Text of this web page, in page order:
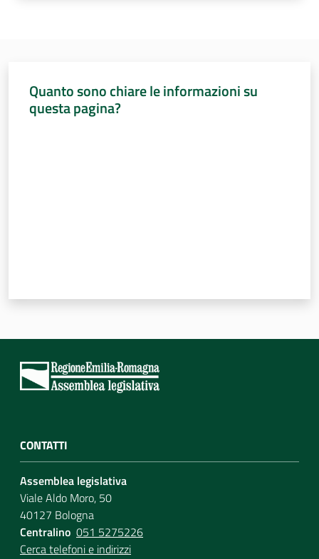
Per i cittadini
Quanto sono chiare le informazioni su
questa pagina?
CONTATTI
Assemblea legislativa
Viale Aldo Moro, 50
40127 Bologna
Centralino 051 5275226
Cerca telefoni e indirizzi